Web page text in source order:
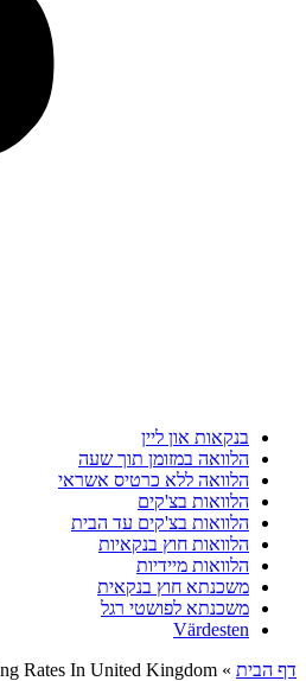
בנקאות און ליין
הלוואה במזומן תוך שעה
הלוואה ללא כרטיס אשראי
הלוואות בצ'קים
הלוואות בצ'קים עד הבית
הלוואות חוץ בנקאיות
הלוואות מיידיות
משכנתא חוץ בנקאית
משכנתא לפושטי רגל
Värdesten
דף הבית »
Rates In United Kingdom